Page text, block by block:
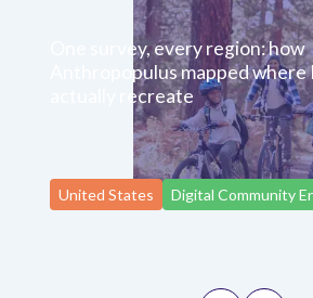
One survey, every region: how
Anthropopulus mapped
actually recreate
United States Digital Community